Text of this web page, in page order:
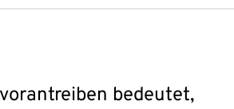
bedeutet,